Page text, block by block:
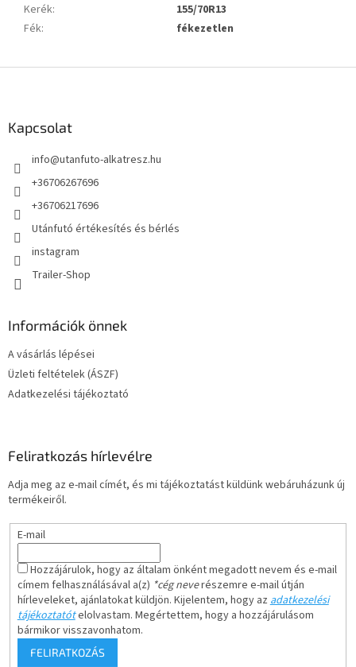
Kerék:
155/70R13
Fék: fékezetlen
Kapcsolat
info@utanfuto-alkatresz.hu
+36706267696
+36706217696
Utánfutó értékesítés és bérlés
instagram
Trailer-Shop
Információk önnek
A vásárlás lépései
Üzleti feltételek (ÁSZF)
Adatkezelési tájékoztató
Feliratkozás hírlevélre
Adja meg az e-mail címét, és mi tájékoztatást küldünk webáruházunk új
termékeiről.
E-mail
Hozzájárulok, hogy az általam önként megadott nevem és e-mail
címem felhasználásával a(z) *cég neverészemre e-mail útján
hírleveleket, ajánlatokat küldjön. Kijelentem, hogy azadatkezelési
tájékoztatótelolvastam. Megértettem, hogy a hozzájárulásom
bármikor visszavonhatom.
FELIRATKOZÁS